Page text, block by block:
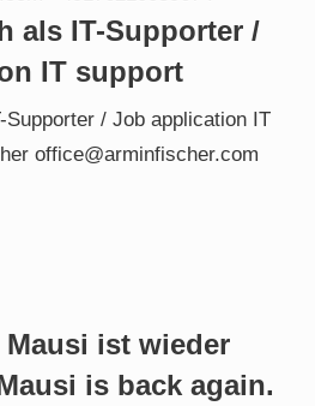
als IT-Supporter /
IT support
Supporter / Job application IT
office@arminfischer.com
Mausi ist wieder
is back again.